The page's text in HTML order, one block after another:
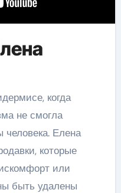
когда
не смогла
Елена
которые
или
быть удалены